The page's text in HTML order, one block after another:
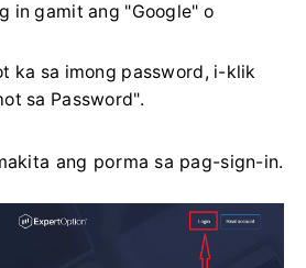
in gamit ang "Google" o
ka sa imong password, i-klik
sa Password".
ang porma sa pag-sign-in.